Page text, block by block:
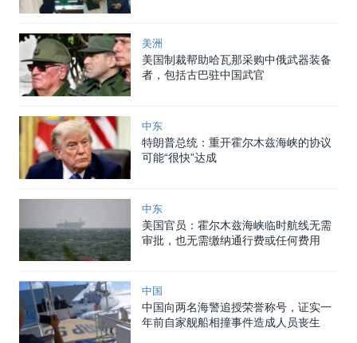
美洲
美国制裁帮助哈瓦那采购中俄武器装备
者，包括古巴驻中国武官
中东
特朗普总统：重开霍尔木兹海峡的协议
可能“很快”达成
中东
美国官员：霍尔木兹海峡临时航线无需
审批，也无需缴纳通行费或任何费用
中国
中国向两名海警追授荣誉称号，证实一
年前自家舰船相撞事件造成人员丧生